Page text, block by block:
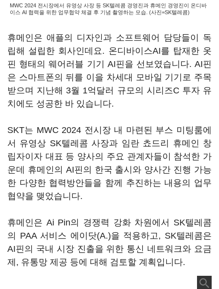
MWC 2024 전시장에서 유영상 사장 등 SK텔레콤 경영진과 휴메인 경영진이 온디바
이스 AI 협력을 위한 업무협약 체결 후 기념 촬영하는 모습. (사진=SK텔레콤)
휴메인은 애플의 디자인과 소프트웨어 담당들이 독
립해 설립한 회사인데요. 온디바이스AI를 탑재한 옷
핀 형태의 웨어러블 기기 AI핀을 선보였습니다. AI핀
은 스마트폰의 뒤를 이을 차세대 모바일 기기로 주목
받으며 지난해 3월 1억달러 규모의 시리즈C 투자 유
치에도 성공한 바 있습니다.
SKT는 MWC 2024 전시장 내 마련된 부스 미팅룸에
서 유영상 SK텔레콤 사장과 임란 쵸드리 휴메인 창
립자이자 대표 등 양사의 주요 관계자들이 참석한 가
운데 휴메인의 AI핀의 한국 출시와 양사간 진행 가능
한 다양한 협력방안들을 함께 추진하는 내용의 업무
협약을 맺었습니다.
휴메인은 Ai Pin의 경쟁력 강화 차원에서 SK텔레콤
의 PAA 서비스 에이닷(A.)을 적용하고, SK텔레콤은
AI핀의 국내 시장 진출을 위한 통신 네트워크와 요금
제, 유통망 제공 등에 대해 검토할 계획입니다.